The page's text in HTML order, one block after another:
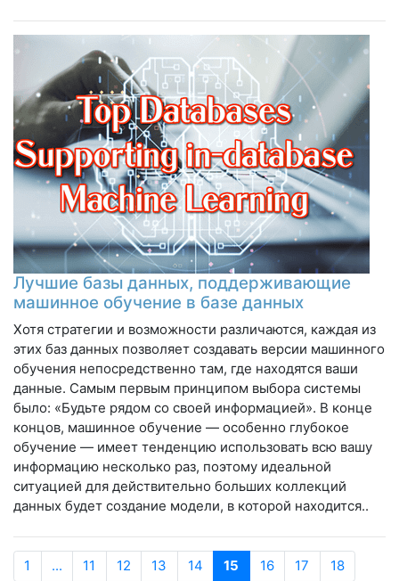
Лучшие базы данных, поддерживающие
машинное обучение в базе данных
Хотя стратегии и возможности различаются, каждая из
этих баз данных позволяет создавать версии машинного
обучения непосредственно там, где находятся ваши
данные. Самым первым принципом выбора системы
было: «Будьте рядом со своей информацией». В конце
концов, машинное обучение — особенно глубокое
обучение — имеет тенденцию использовать всю вашу
информацию несколько раз, поэтому идеальной
ситуацией для действительно больших коллекций
данных будет создание модели, в которой находится..
1 ... 11 12 13 14 15 16 17 18